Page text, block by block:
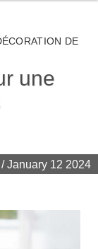
DE
une
/January 12 2024